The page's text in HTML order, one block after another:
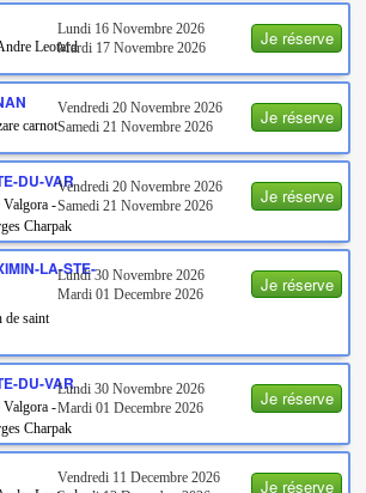
Je réserve
Leotard
Lundi 16 Novembre 2026
Mardi 17 Novembre 2026
Je réserve
carnot
Vendredi 20 Novembre 2026
Samedi 21 Novembre 2026
Je réserve
DU-VAR
Valgora -
Charpak
Vendredi 20 Novembre 2026
Samedi 21 Novembre 2026
Je réserve
LA-STE-
de saint
Lundi 30 Novembre 2026
Mardi 01 Decembre 2026
Je réserve
DU-VAR
Valgora -
Charpak
Lundi 30 Novembre 2026
Mardi 01 Decembre 2026
Je réserve
Vendredi 11 Decembre 2026